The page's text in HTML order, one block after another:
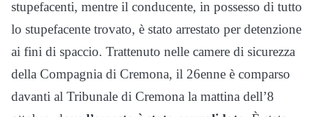
stupefacenti, mentre il conducente, in possesso di tutto
lo stupefacente trovato, è stato arrestato per detenzione
ai fini di spaccio. Trattenuto nelle camere di sicurezza
della Compagnia di Cremona, il 26enne è comparso
davanti al Tribunale di Cremona la mattina dell’8